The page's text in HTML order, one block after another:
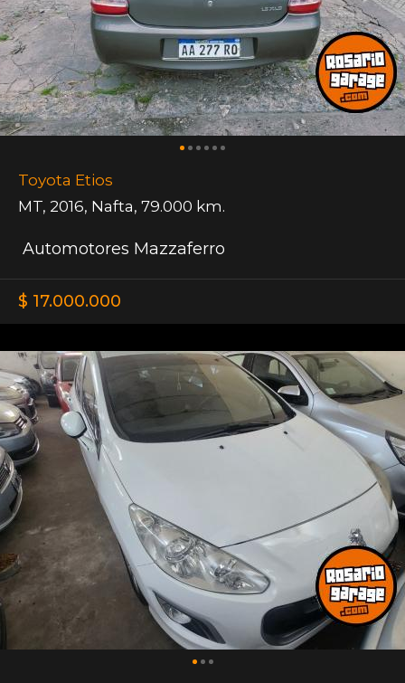
Toyota Etios
MT, 2016, Nafta, 79.000 km.
Automotores Mazzaferro
$ 17.000.000